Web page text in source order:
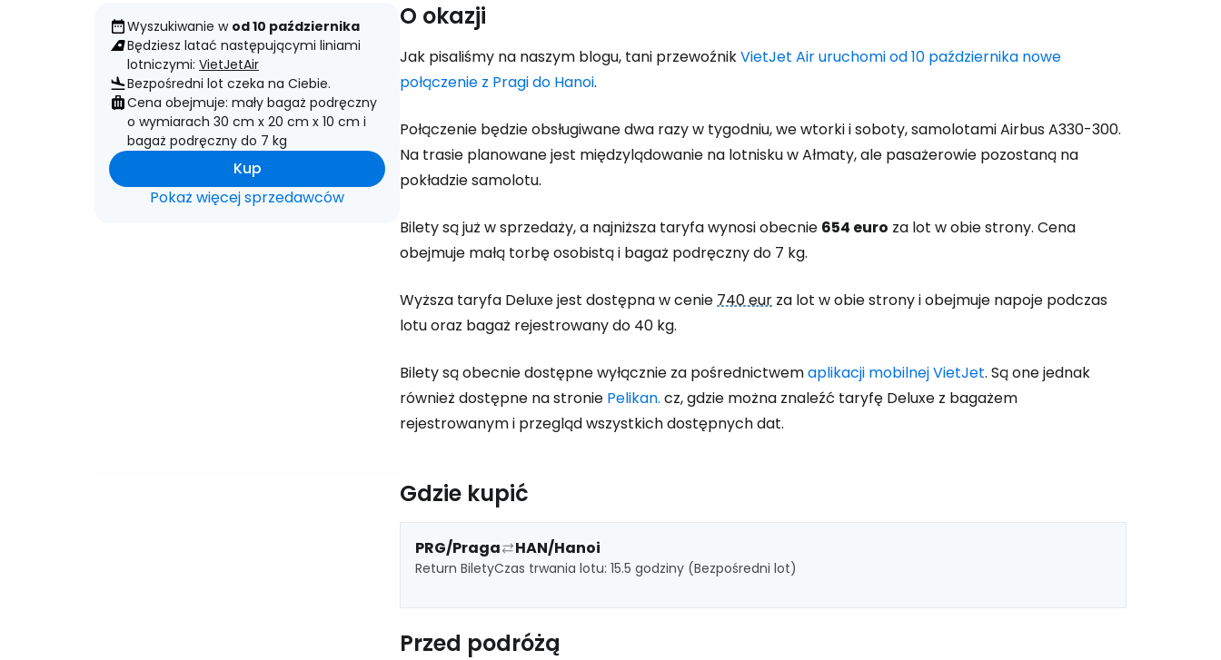
Wyszukiwanie w od 10 października
Będziesz latać następującymi liniami
lotniczymi: VietJetAir
Bezpośredni lot czeka na Ciebie.
Cena obejmuje: mały bagaż podręczny
o wymiarach 30 cm x 20 cm x 10 cm i
bagaż podręczny do 7 kg
Kup
Pokaż więcej sprzedawców
O okazji
Jak pisaliśmy na naszym blogu, tani przewoźnikVietJet Air uruchomi od 10 października nowe
połączenie z Pragi do Hanoi.
Połączenie będzie obsługiwane dwa razy w tygodniu, we wtorki i soboty, samolotami Airbus A330-300.
Na trasie planowane jest międzylądowanie na lotnisku w Ałmaty, ale pasażerowie pozostaną na
pokładzie samolotu.
Bilety są już w sprzedaży, a najniższa taryfa wynosi obecnie 654 euro za lot w obie strony. Cena
obejmuje małą torbę osobistą i bagaż podręczny do 7 kg.
Wyższa taryfa Deluxe jest dostępna w cenie740 eur za lot w obie strony i obejmuje napoje podczas
lotu oraz bagaż rejestrowany do 40 kg.
Bilety są obecnie dostępne wyłącznie za pośrednictwemaplikacji mobilnej VietJet. Są one jednak
również dostępne na stronie Pelikan. cz, gdzie można znaleźć taryfę Deluxe z bagażem
rejestrowanym i przegląd wszystkich dostępnych dat.
Gdzie kupić
PRG/Praga HAN/Hanoi
Return BiletyCzas trwania lotu: 15.5 godziny (Bezpośredni lot)
Przed podróżą
Zaloguj się do Cestee
... światowej społeczności podróżniczej
Kontynuuj z Google
Kontynuuj z Facebookiem
Kontynuuj z e-mailem